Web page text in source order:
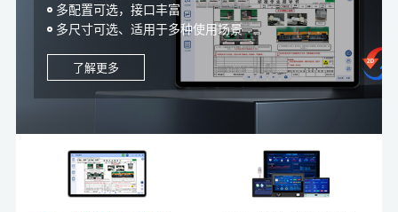
多配置可选，接口丰富
多尺寸可选、适用于多种使用场景
了解更多
集数采与控制一体设计，数采无障碍
人脸识别、读卡、声光告警、IO输入输出
了解更多
全封闭设计理念，防护性更高
人机界面、PLC通讯、控制终端
了解更多
立柜式/壁挂式，电容/电阻可选
配置灵活选配，规格32寸-110寸
了解更多
集显示，交互，数采，控制于一体智能终端
支持安卓，Linux，WIN系统，规格4.3/7/10/15寸
了解更多
数字化工厂大屏电子看板系统控制器
IO/通讯/数采接口丰富，具备断电保护
了解更多